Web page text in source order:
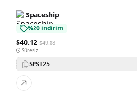
Spaceship
%20 indirim
$40.12 $49.88
Süresiz
SPST25